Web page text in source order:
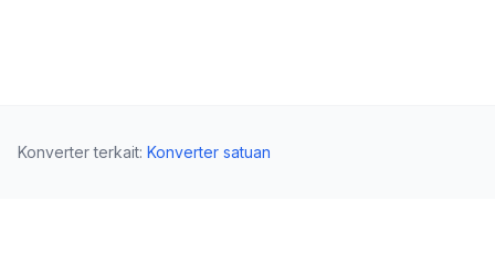
Konverter terkait: Konverter satuan